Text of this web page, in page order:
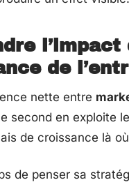
de
nette entre
second en exploite
de croissance là
de penser sa